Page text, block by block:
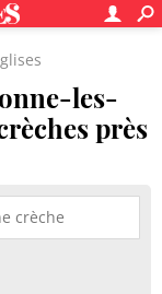
les-
près